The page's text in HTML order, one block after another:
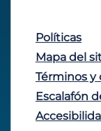
Políticas
Mapa del
Términos y
Escalafón